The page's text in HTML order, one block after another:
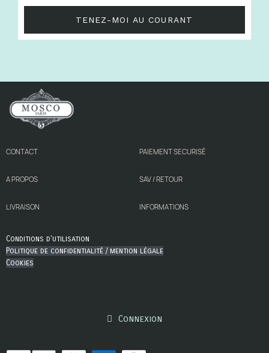
TENEZ-MOI AU COURANT
CONTACT
A PROPOS
LIVRAISON
PAIEMENT SECURISÉ
SAV / RETOUR
INFORMATIONS
Conditions d'utilisation
Politique de confidentialité / mention légale
Cookies
Connexion